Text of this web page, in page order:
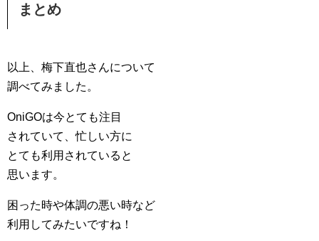
まとめ
以上、梅下直也さんについて
調べてみました。
OniGOは今とても注目
されていて、忙しい方に
とても利用されていると
思います。
困った時や体調の悪い時など
利用してみたいですね！